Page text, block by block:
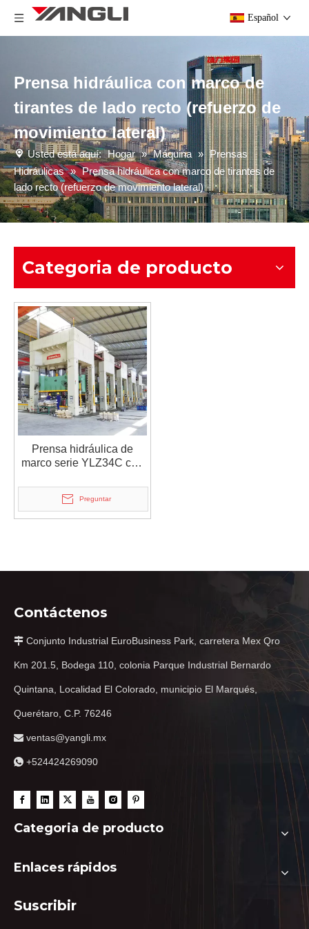
Español
Prensa hidráulica con marco de
tirantes de lado recto (refuerzo de
movimiento lateral)
Usted está aquí: Hogar » Máquina » Prensas
Hidráulicas » Prensa hidráulica con marco de tirantes de
lado recto (refuerzo de movimiento lateral)
Categoria de producto
Prensa hidráulica de
marco serie YLZ34C con
Preguntar
Contáctenos
 Conjunto Industrial EuroBusiness Park, carretera Mex Qro
Km 201.5, Bodega 110, colonia Parque Industrial Bernardo
Quintana, Localidad El Colorado, municipio El Marqués,
Querétaro, C.P. 76246
 ventas@yangli.mx
 +524424269090
Categoria de producto
Enlaces rápidos
Suscribir